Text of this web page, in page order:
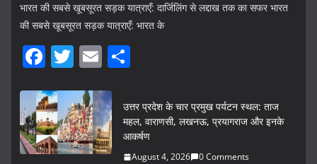
भारत की सबसे खूबसूरत सड़क यात्राएँ: दार्जिलिंग से लद्दाख तक का सफर भारत
की सबसे खूबसूरत सड़क यात्राएँ: भारत के
F
c
e
b
T
itt
er
E
ai
l
ar
e
उत्तर प्रदेश के चार प्रमुख पर्यटन स्थल: ताज
महल, वाराणसी, लखनऊ, प्रयागराज और इनके
आकर्षण
August 4, 2026 0 Comments